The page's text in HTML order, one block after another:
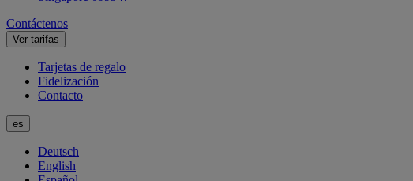
Contáctenos
Ver tarifas
Tarjetas de regalo
Fidelización
Contacto
es
Deutsch
English